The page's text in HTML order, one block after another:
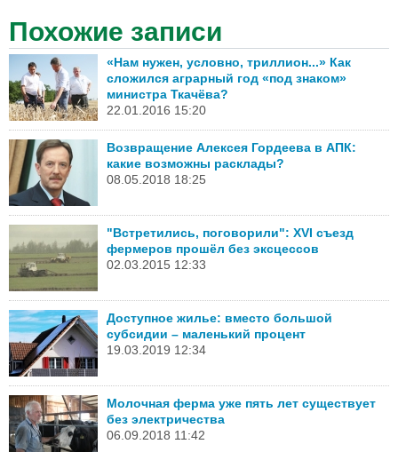
Похожие записи
«Нам нужен, условно, триллион...» Как
сложился аграрный год «под знаком»
министра Ткачёва?
22.01.2016 15:20
Возвращение Алексея Гордеева в АПК:
какие возможны расклады?
08.05.2018 18:25
"Встретились, поговорили": XVI съезд
фермеров прошёл без эксцессов
02.03.2015 12:33
Доступное жилье: вместо большой
субсидии – маленький процент
19.03.2019 12:34
Молочная ферма уже пять лет существует
без электричества
06.09.2018 11:42